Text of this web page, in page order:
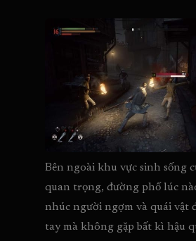
Bên ngoài khu vực sinh sống
quan trọng, đường phố lúc
nhúc người ngợm và quái vật
tay mà không gặp bất kì hậu